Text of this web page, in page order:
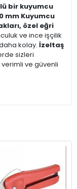
bir kuyumcu
mm Kuyumcu
özel eğri
ve ince işçilik
kolay. İzeltaş
sizleri
ve güvenli